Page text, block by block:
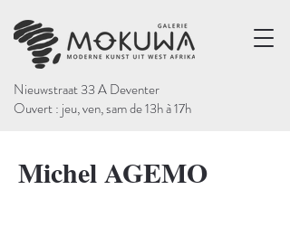
Nieuwstraat 33 A Deventer
Ouvert : jeu, ven, sam de 13h à 17h
Michel AGEMO